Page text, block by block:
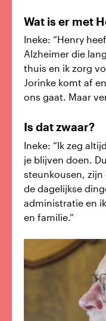
Wat is er met
Ineke: “Henry
Alzheimer die
thuis en ik zorg
Jorinke komt af
ons gaat. Maar
Is dat zwaar?
Ineke: “Ik zeg
je blijven doen.
steunkousen,
de dagelijkse
administratie en
en familie.”